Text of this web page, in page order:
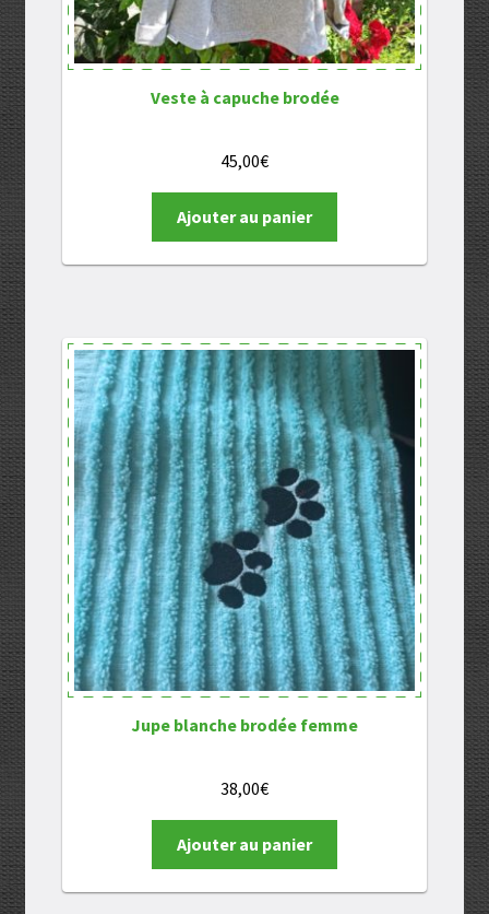
Veste à capuche brodée
45,00€
Ajouter au panier
Jupe blanche brodée femme
38,00€
Ajouter au panier